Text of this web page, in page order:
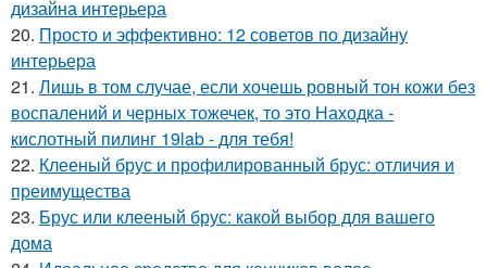
дизайна интерьера
20. Просто и эффективно: 12 советов по дизайну
интерьера
21. Лишь в том случае, если хочешь ровный тон кожи без
воспалений и черных тожечек, то это Находка -
кислотный пилинг 19lab - для тебя!
22. Клееный брус и профилированный брус: отличия и
преимущества
23. Брус или клееный брус: какой выбор для вашего
дома